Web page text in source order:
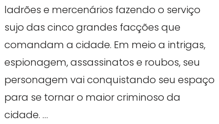
ladrões e mercenários fazendo o serviço
sujo das cinco grandes facções que
comandam a cidade. Em meio a intrigas,
espionagem, assassinatos e roubos, seu
personagem vai conquistando seu espaço
para se tornar o maior criminoso da
cidade. …